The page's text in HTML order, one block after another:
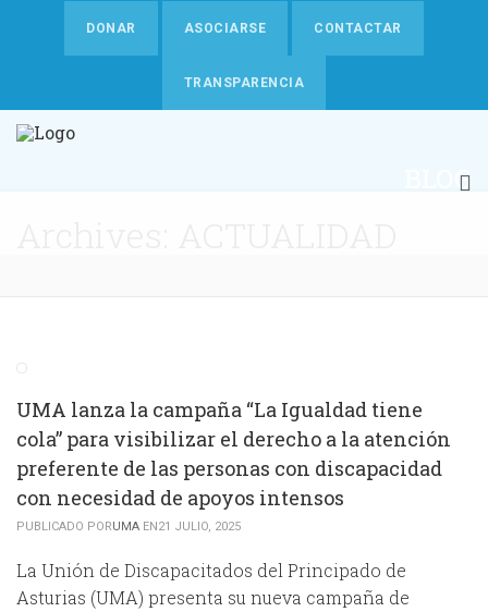
DONAR ASOCIARSE CONTACTAR
TRANSPARENCIA
BLOG
UMA lanza la campaña “La Igualdad tiene
cola” para visibilizar el derecho a la atención
preferente de las personas con discapacidad
con necesidad de apoyos intensos
PUBLICADO PORUMA EN21 JULIO, 2025
La Unión de Discapacitados del Principado de
Asturias (UMA) presenta su nueva campaña de